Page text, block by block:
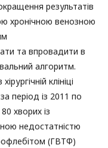
результатів
хронічною венозною
та впровадити в
алгоритм.
клініці
період із 2011 по
хворих із
недостатністю
(ГВТФ)